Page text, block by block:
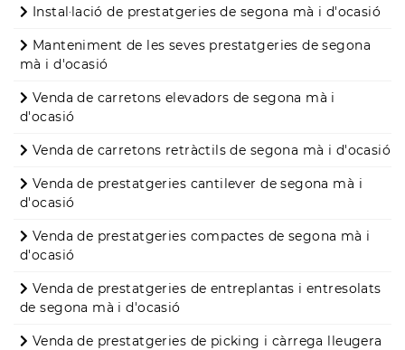
Instal·lació de prestatgeries de segona mà i d'ocasió
Manteniment de les seves prestatgeries de segona
mà i d'ocasió
Venda de carretons elevadors de segona mà i
d'ocasió
Venda de carretons retràctils de segona mà i d'ocasió
Venda de prestatgeries cantilever de segona mà i
d'ocasió
Venda de prestatgeries compactes de segona mà i
d'ocasió
Venda de prestatgeries de entreplantas i entresolats
de segona mà i d'ocasió
Venda de prestatgeries de picking i càrrega lleugera